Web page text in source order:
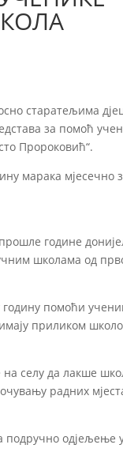
старатељима
за помоћ
Пророковић“.
марака мјесечно
године
школама од
годину помоћи
приликом
селу да лакше
радних
подручно одјељење